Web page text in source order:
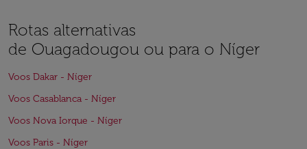
Rotas alternativas
de Ouagadougou ou para o Níger
Voos Dakar - Níger
Voos Casablanca - Níger
Voos Nova Iorque - Níger
Voos Paris - Níger